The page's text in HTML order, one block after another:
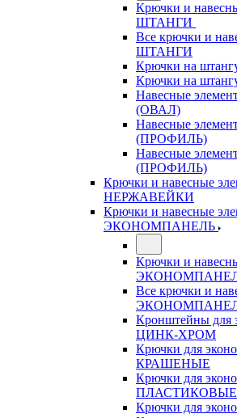
Крючки и
ШТАНГИ
Все крючки и
ШТАНГИ
Крючки на
Крючки на
Навесные
(ОВАЛ)
Навесные
(ПРОФИЛЬ)
Навесные
(ПРОФИЛЬ)
Крючки и навесные
НЕРЖАВЕЙКИ
Крючки и навесные
ЭКОНОМПАНЕЛЬ
Крючки и
Все крючки и
Кронштейны для
ЦИНК-ХРОМ
Крючки для
КРАШЕНЫЕ
Крючки для
ПЛАСТИКОВЫЕ
Крючки для